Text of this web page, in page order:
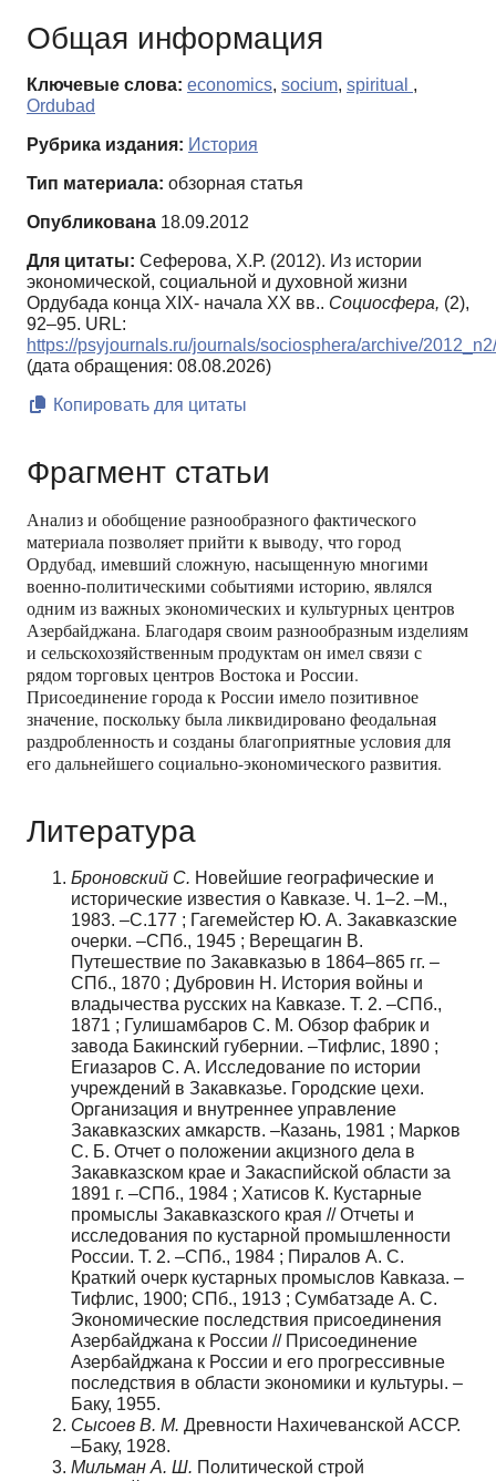
Общая информация
Ключевые слова: economics, socium, spiritual ,
Ordubad
Рубрика издания: История
Тип материала: обзорная статья
Опубликована 18.09.2012
Для цитаты: Сеферова, Х.Р. (2012). Из истории
экономической, социальной и духовной жизни
Ордубада конца XIX- начала XX вв.. Социосфера, (2),
92–95. URL:
https://psyjournals.ru/journals/sociosphera/archive/
(дата обращения: 08.08.2026)
Копировать для цитаты
Фрагмент статьи
Анализ и обобщение разнообразного фактического
материала позволяет прийти к выводу, что город
Ордубад, имевший сложную, насыщенную многими
военно-политическими событиями историю, являлся
одним из важных экономических и культурных центров
Азербайджана. Благодаря своим разнообразным изделиям
и сельскохозяйственным продуктам он имел связи с
рядом торговых центров Востока и России.
Присоединение города к России имело позитивное
значение, поскольку была ликвидировано феодальная
раздробленность и созданы благоприятные условия для
его дальнейшего социально-экономического развития.
Литература
Броновский С. Новейшие географические и
исторические известия о Кавказе. Ч. 1–2. –М.,
1983. –С.177 ; Гагемейстер Ю. А. Закавказские
очерки. –СПб., 1945 ; Верещагин В.
Путешествие по Закавказью в 1864–865 гг. –
СПб., 1870 ; Дубровин Н. История войны и
владычества русских на Кавказе. Т. 2. –СПб.,
1871 ; Гулишамбаров С. М. Обзор фабрик и
завода Бакинский губернии. –Тифлис, 1890 ;
Егиазаров С. А. Исследование по истории
учреждений в Закавказье. Городские цехи.
Организация и внутреннее управление
Закавказских амкарств. –Казань, 1981 ; Марков
С. Б. Отчет о положении акцизного дела в
Закавказском крае и Закаспийской области за
1891 г. –СПб., 1984 ; Хатисов К. Кустарные
промыслы Закавказского края // Отчеты и
исследования по кустарной промышленности
России. Т. 2. –СПб., 1984 ; Пиралов А. С.
Краткий очерк кустарных промыслов Кавказа. –
Тифлис, 1900; СПб., 1913 ; Сумбатзаде А. С.
Экономические последствия присоединения
Азербайджана к России // Присоединение
Азербайджана к России и его прогрессивные
последствия в области экономики и культуры. –
Баку, 1955.
Сысоев В. М. Древности Нахичеванской АССР.
–Баку, 1928.
Мильман А. Ш. Политической строй